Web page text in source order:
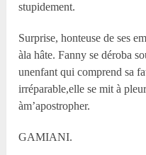
stupidement.
Surprise, honteuse de ses
àla hâte. Fanny se déroba
unenfant qui comprend sa
irréparable,elle se mit à
àm’apostropher.
GAMIANI.